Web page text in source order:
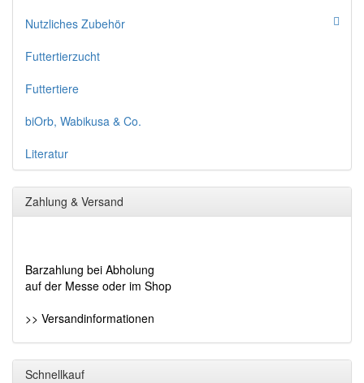
Nutzliches Zubehör
Futtertierzucht
Futtertiere
biOrb, Wabikusa & Co.
Literatur
Zahlung & Versand
Barzahlung bei Abholung
auf der Messe oder im Shop
>> Versandinformationen
Schnellkauf